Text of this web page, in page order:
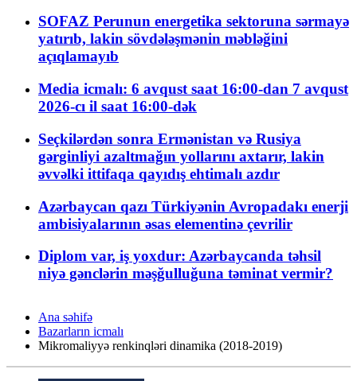
SOFAZ Perunun energetika sektoruna sərmayə
yatırıb, lakin sövdələşmənin məbləğini
açıqlamayıb
Media icmalı: 6 avqust saat 16:00-dan 7 avqust
2026-cı il saat 16:00-dək
Seçkilərdən sonra Ermənistan və Rusiya
gərginliyi azaltmağın yollarını axtarır, lakin
əvvəlki ittifaqa qayıdış ehtimalı azdır
Azərbaycan qazı Türkiyənin Avropadakı enerji
ambisiyalarının əsas elementinə çevrilir
Diplom var, iş yoxdur: Azərbaycanda təhsil
niyə gənclərin məşğulluğuna təminat vermir?
Ana səhifə
Bazarların icmalı
Mikromaliyyə renkinqləri dinamika (2018-2019)